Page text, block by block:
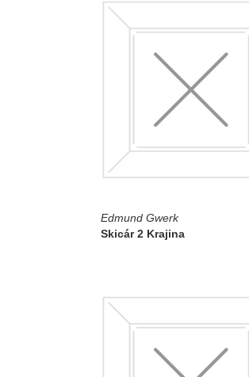
Edmund Gwerk
Skicár 2 Krajina